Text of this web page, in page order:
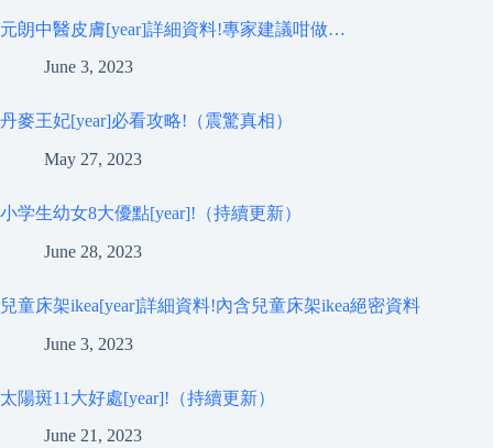
元朗中醫皮膚[year]詳細資料!專家建議咁做…
June 3, 2023
丹麥王妃[year]必看攻略!（震驚真相）
May 27, 2023
小学生幼女8大優點[year]!（持續更新）
June 28, 2023
兒童床架ikea[year]詳細資料!內含兒童床架ikea絕密資料
June 3, 2023
太陽斑11大好處[year]!（持續更新）
June 21, 2023